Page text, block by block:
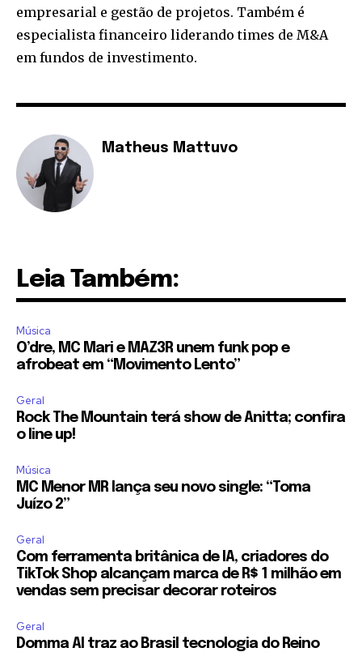
empresarial e gestão de projetos. Também é
especialista financeiro liderando times de M&A
em fundos de investimento.
Matheus Mattuvo
Leia Também:
Música
O’dre, MC Mari e MAZ3R unem funk pop e
afrobeat em “Movimento Lento”
Geral
Rock The Mountain terá show de Anitta; confira
o line up!
Música
MC Menor MR lança seu novo single: “Toma
Juízo 2”
Geral
Com ferramenta britânica de IA, criadores do
TikTok Shop alcançam marca de R$ 1 milhão em
vendas sem precisar decorar roteiros
Geral
Domma AI traz ao Brasil tecnologia do Reino